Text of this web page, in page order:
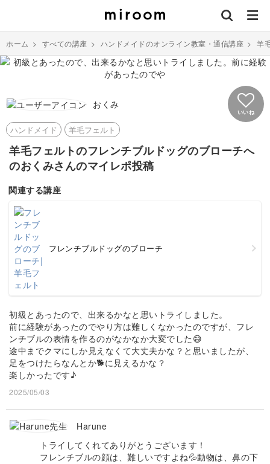
ホーム > すべての講座 > ハンドメイドのオンライン教室・通信講座 > 羊
おくみ
いいね
ハンドメイド 羊毛フェルト
羊毛フェルトのフレンチブルドッグのブローチへ
のおくみさんのマイレポ投稿
関連する講座
フレンチブルドッグのブローチ
初級とあったので、出来るかなと思いトライしました。
前に経験があったのでやり方は難しくなかったのですが、フレ
ンチブルの表情を作るのがなかなか大変でした😅
途中までクマにしか見えなくて大丈夫かな？と思いましたが、
足をつけたらなんとか🐕に見えるかな？
楽しかったです♪
2025/05/03
Harune
トライしてくれてありがとうございます！
フレンチブルの顔は、難しいですよね💦動物は、鼻の下